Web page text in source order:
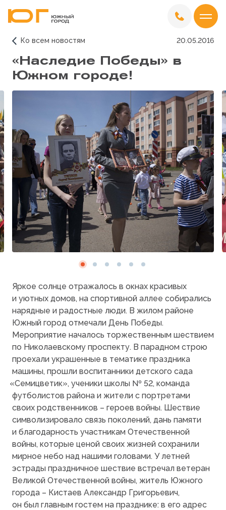
Ко всем новостям 20.05.2016
«Наследие Победы» в
Южном городе!
Яркое солнце отражалось в окнах красивых
и уютных домов, на спортивной аллее собирались
нарядные и радостные люди. В жилом районе
Южный город отмечали День Победы.
Мероприятие началось торжественным шествием
по Николаевскому проспекту. В парадном строю
проехали украшенные в тематике праздника
машины, прошли воспитанники детского сада
«Семицветик», ученики школы № 52, команда
футболистов района и жители с портретами
своих родственников – героев войны. Шествие
символизировало связь поколений, дань памяти
и благодарность участникам Отечественной
войны, которые ценой своих жизней сохранили
мирное небо над нашими головами. У летней
эстрады праздничное шествие встречал ветеран
Великой Отечественной войны, житель Южного
города – Кистаев Александр Григорьевич,
он был главным гостем на празднике: в его адрес